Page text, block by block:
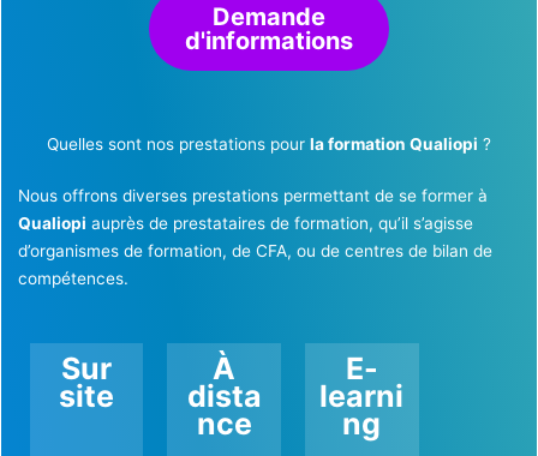
Demande
d'informations
Quelles sont nos prestations pour la formation Qualiopi ?
Nous offrons diverses prestations permettant de se former à
Qualiopi auprès de prestataires de formation, qu’il s’agisse
d’organismes de formation, de CFA, ou de centres de bilan de
compétences.
Sur
site
À
dista
nce
E-
learni
ng